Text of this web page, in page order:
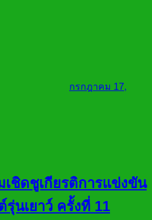
กรกฎาคม 17,
ชิดชูเกียรติการแข่งขัน
นเยาว์ ครั้งที่ 11